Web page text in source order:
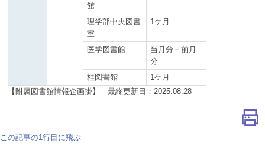
館
理学部中央図書
室
1ケ月
医学図書館
当月分＋前月
分
桂図書館
1ケ月
【附属図書館情報企画掛】 最終更新日：2025.08.28
この記事の1行目に飛ぶ